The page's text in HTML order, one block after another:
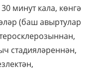
һәм газларны
яхшы. Ул шикәр
бик
нерв системасын,